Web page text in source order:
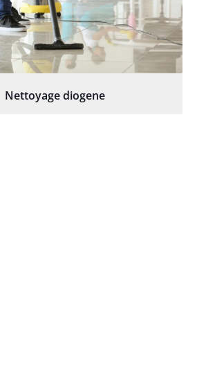
Nettoyage diogene